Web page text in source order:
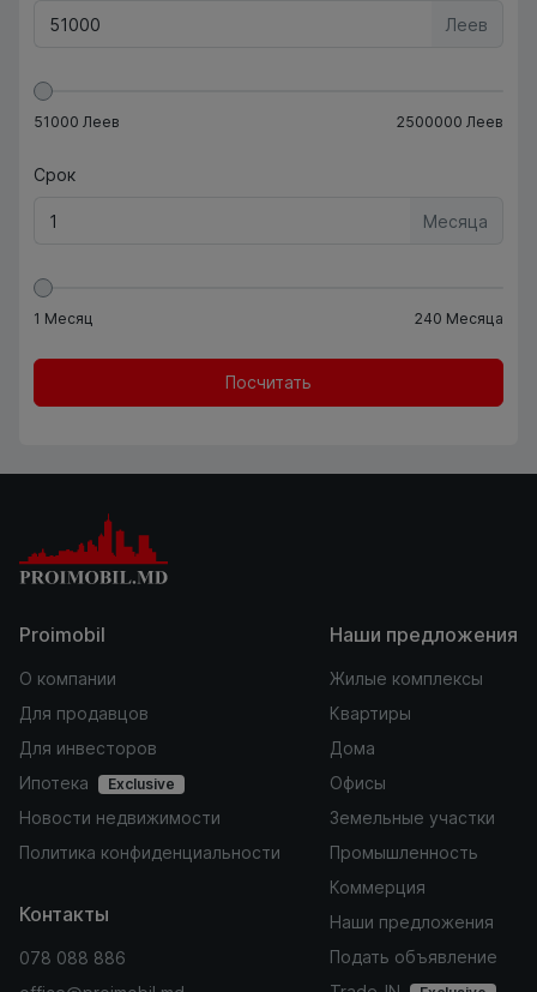
Леев
51000 Леев 2500000 Леев
Срок
Месяца
1 Месяц 240 Месяца
Посчитать
Proimobil
О компании
Для продавцов
Для инвесторов
Ипотека
Exclusive
Новости недвижимости
Политика конфиденциальности
Наши предложения
Жилые комплексы
Квартиры
Дома
Офисы
Земельные участки
Промышленность
Коммерция
Наши предложения
Подать объявление
Контакты
078 088 886